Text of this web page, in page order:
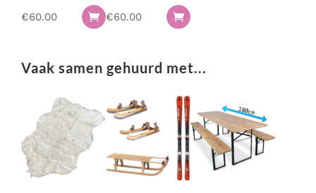
€60.00  €60.00 
Vaak samen gehuurd met...